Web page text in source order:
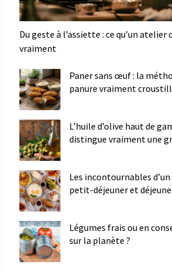
Du geste à l’assiette : ce qu’un
vraiment
Paner sans œuf : la
panure vraiment
L’huile d’olive haut de
distingue vraiment une
Les incontournables
petit-déjeuner et
Légumes frais ou en
sur la planète ?